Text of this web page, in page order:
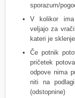
sporazum/
V kolikor ima
veljajo za
kateri je
Če potnik
pričetek
odpove nima
niti na
(odstopnine)